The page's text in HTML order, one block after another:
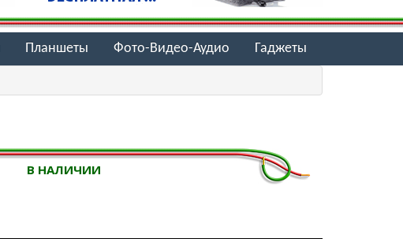
Планшеты Фото-Видео-Аудио Гаджеты
В НАЛИЧИИ